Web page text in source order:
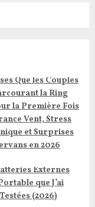
Que les Couples
la Ring
la Première Fois
Vent, Stress
et Surprises
en 2026
Externes
que J’ai
(2026)